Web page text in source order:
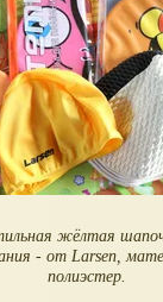
жёлтая
- от Larsen,
полиэстер.